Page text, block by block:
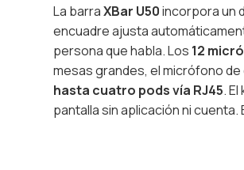
La barraXBar U50incorpora un
encuadre ajusta
persona que habla. Los 12
mesas grandes, el micrófono
hasta cuatro pods vía RJ45.
pantalla sin aplicación ni